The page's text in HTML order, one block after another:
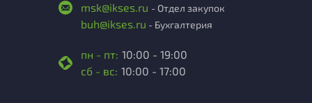
msk@ikses.ru - Отдел закупок
buh@ikses.ru - Бухгалтерия
пн - пт: 10:00 - 19:00
сб - вс: 10:00 - 17:00